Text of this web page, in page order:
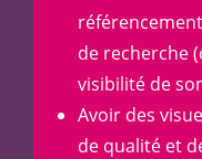
de recherche
visibilité de
Avoir des
de qualité et